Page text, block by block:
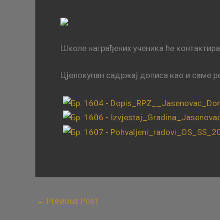
Школе награђених ученика ће
Цјелокупан садржај дописа као и саме
← Previous Post